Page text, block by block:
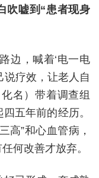
嘘到“患者现身
边，喊着‘电一电
说疗效，让老人自
名）带着调查组
五年前的经历。
高”和心血管病，
何改善才放弃。